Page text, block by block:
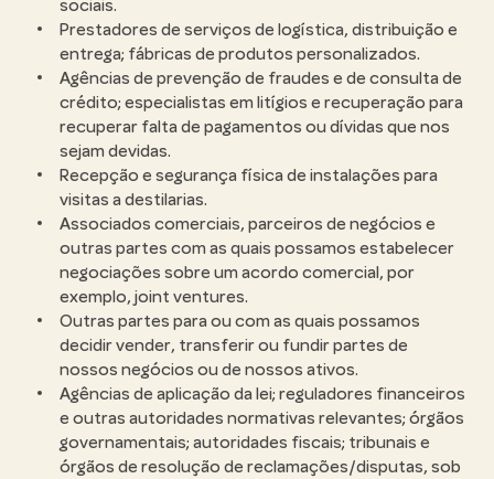
sociais.
Prestadores de serviços de logística, distribuição e
entrega; fábricas de produtos personalizados.
Agências de prevenção de fraudes e de consulta de
crédito; especialistas em litígios e recuperação para
recuperar falta de pagamentos ou dívidas que nos
sejam devidas.
Recepção e segurança física de instalações para
visitas a destilarias.
Associados comerciais, parceiros de negócios e
outras partes com as quais possamos estabelecer
negociações sobre um acordo comercial, por
exemplo, joint ventures.
Outras partes para ou com as quais possamos
decidir vender, transferir ou fundir partes de
nossos negócios ou de nossos ativos.
Agências de aplicação da lei; reguladores financeiros
e outras autoridades normativas relevantes; órgãos
governamentais; autoridades fiscais; tribunais e
órgãos de resolução de reclamações/disputas, sob